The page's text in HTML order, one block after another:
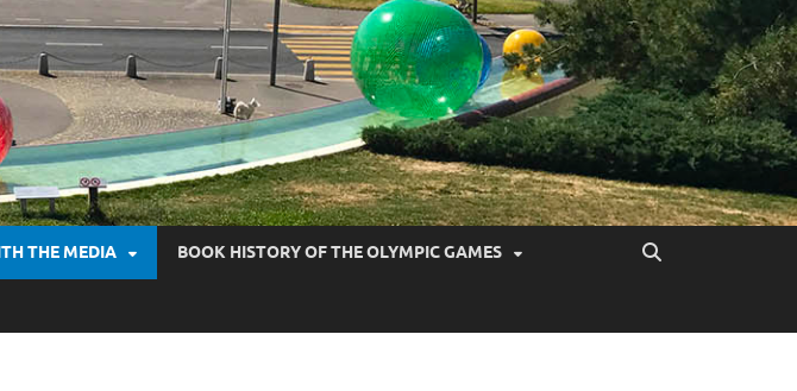
THE MEDIA BOOK HISTORY OF THE OLYMPIC GAMES